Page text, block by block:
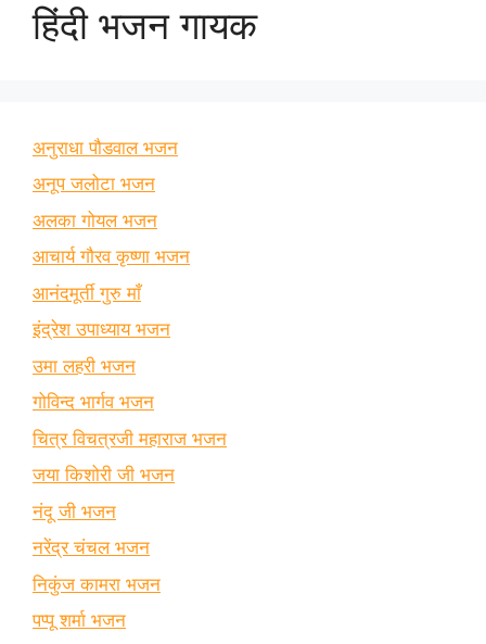
हिंदी भजन गायक
अनुराधा पौडवाल भजन
अनूप जलोटा भजन
अलका गोयल भजन
आचार्य गौरव कृष्णा भजन
आनंदमूर्ती गुरु माँ
इंद्रेश उपाध्याय भजन
उमा लहरी भजन
गोविन्द भार्गव भजन
चित्र विचत्रजी महाराज भजन
जया किशोरी जी भजन
नंदू जी भजन
नरेंद्र चंचल भजन
निकुंज कामरा भजन
पप्पू शर्मा भजन